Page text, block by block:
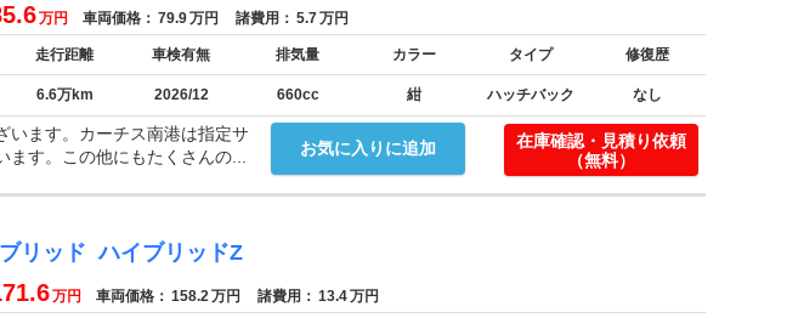
万円 車両価格： 79.9万円 諸費用： 5.7万円
走行距離 車検有無 排気量 カラー タイプ 修復歴
6.6万km 2026/12 660cc 紺 ハッチバック なし
お気に入りに追加
います。カーチス南港は指定サ
す。この他にもたくさんの...
在庫確認・見積り依頼
（無料）
リッド ハイブリッドZ
万円 車両価格： 158.2万円 諸費用： 13.4万円